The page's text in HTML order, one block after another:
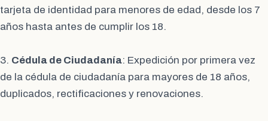
tarjeta de identidad para menores de edad, desde los 7
años hasta antes de cumplir los 18.
3. Cédula de Ciudadanía: Expedición por primera vez
de la cédula de ciudadanía para mayores de 18 años,
duplicados, rectificaciones y renovaciones.